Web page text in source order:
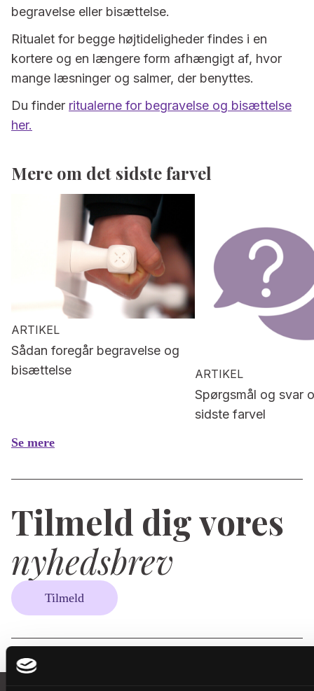
begravelse eller bisættelse.
Ritualet for begge højtideligheder findes i en
kortere og en længere form afhængigt af, hvor
mange læsninger og salmer, der benyttes.
Du finder ritualerne for begravelse og bisættelse
her.
Mere om det sidste farvel
ARTIKEL
Sådan foregår begravelse og
bisættelse
ARTIKEL
Spørgsmål og svar
sidste farvel
Se mere
Tilmeld dig vores
nyhedsbrev
Tilmeld